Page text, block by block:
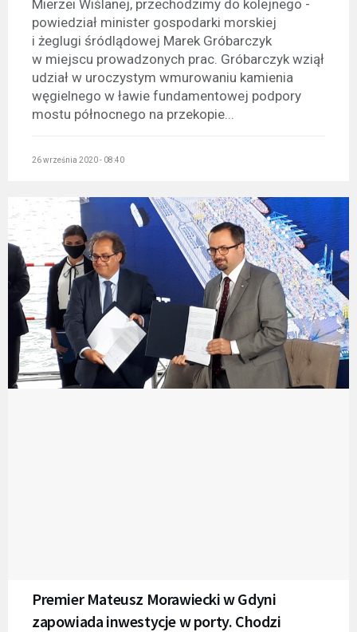
Mierzei Wiślanej, przechodzimy do kolejnego -
powiedział minister gospodarki morskiej
i żeglugi śródlądowej Marek Gróbarczyk
w miejscu prowadzonych prac. Gróbarczyk wziął
udział w uroczystym wmurowaniu kamienia
węgielnego w ławie fundamentowej podpory
mostu północnego na przekopie...
26 września 2020 - 08:40
Premier Mateusz Morawiecki w Gdyni
zapowiada inwestycje w porty. Chodzi